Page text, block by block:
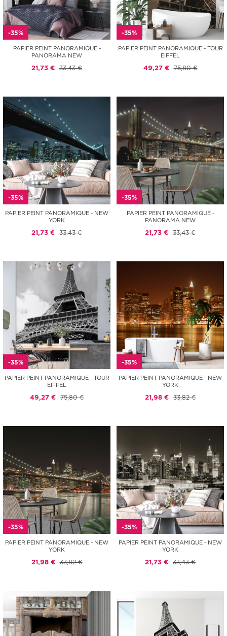
-35%
PAPIER PEINT PANORAMIQUE -
PANORAMA NEW
21,73 € 33,43 €
-35%
PAPIER PEINT PANORAMIQUE - TOUR
EIFFEL
49,27 € 75,80 €
-35%
PAPIER PEINT PANORAMIQUE - NEW
YORK
21,73 € 33,43 €
-35%
PAPIER PEINT PANORAMIQUE -
PANORAMA NEW
21,73 € 33,43 €
-35%
PAPIER PEINT PANORAMIQUE - TOUR
EIFFEL
49,27 € 75,80 €
-35%
PAPIER PEINT PANORAMIQUE - NEW
YORK
21,98 € 33,82 €
-35%
PAPIER PEINT PANORAMIQUE - NEW
YORK
21,98 € 33,82 €
-35%
PAPIER PEINT PANORAMIQUE - NEW
YORK
21,73 € 33,43 €